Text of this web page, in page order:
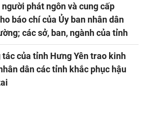
người phát ngôn và cung cấp
báo chí của Ủy ban nhân dân
các sở, ban, ngành của tỉnh
của tỉnh Hưng Yên trao kinh
dân các tỉnh khắc phục hậu